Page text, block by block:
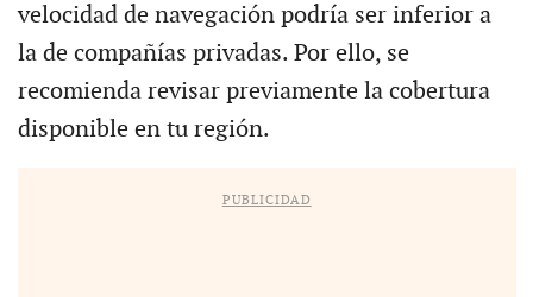
velocidad de navegación podría ser inferior a
la de compañías privadas. Por ello, se
recomienda revisar previamente la cobertura
disponible en tu región.
PUBLICIDAD